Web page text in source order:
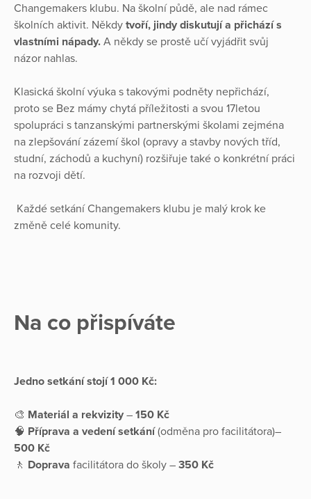
Changemakers klubu. Na školní půdě, ale nad rámec
školních aktivit. Někdy tvoří, jindy diskutují a přichází s
vlastními nápady. A někdy se prostě učí vyjádřit svůj
názor nahlas.
Klasická školní výuka s takovými podněty nepřichází,
proto se Bez mámy chytá příležitosti a svou 17letou
spolupráci s tanzanskými partnerskými školami zejména
na zlepšování zázemí škol (opravy a stavby nových tříd,
studní, záchodů a kuchyní) rozšiřuje také o konkrétní práci
na rozvoji dětí.
Každé setkání Changemakers klubu je malý krok ke
změně celé komunity.
Na co přispíváte
Jedno setkání stojí 1 000 Kč:
🎨 Materiál a rekvizity – 150 Kč
🧠 Příprava a vedení setkání(odměna pro facilitátora)–
500 Kč
🚶 Doprava facilitátora do školy – 350 Kč